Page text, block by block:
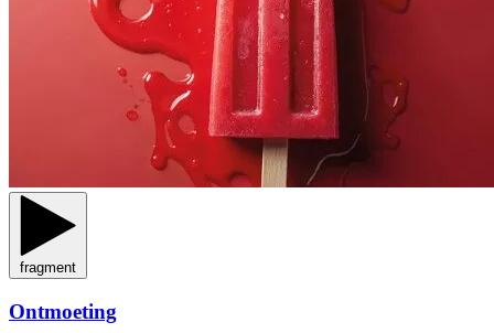
fragment
Ontmoeting